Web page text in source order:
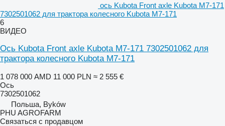
ось Kubota Front axle Kubota M7-171
7302501062 для трактора колесного Kubota M7-171
6
ВИДЕО
Ось Kubota Front axle Kubota M7-171 7302501062 для
трактора колесного Kubota M7-171
1 078 000 AMD 11 000 PLN ≈ 2 555 €
Ось
7302501062
Польша, Byków
PHU AGROFARM
Связаться с продавцом